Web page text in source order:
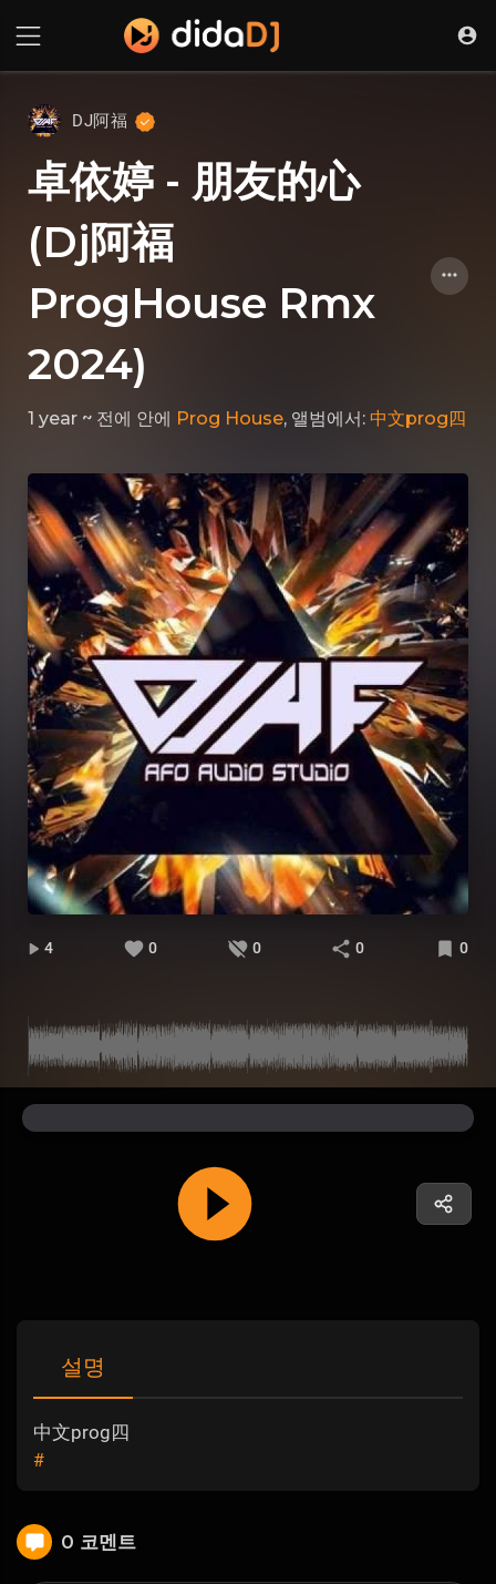
DJ阿福
卓依婷 - 朋友的心
(Dj阿福
ProgHouse Rmx
2024)
1 year ~ 전에 안에 Prog House, 앨범에서: 中文prog四
4 0 0 0 0
설명
中文prog四
#
0 코멘트